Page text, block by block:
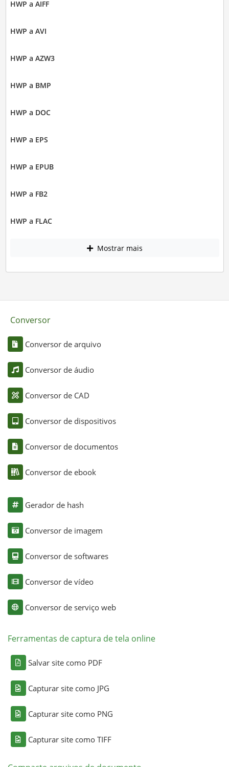
HWP a AIFF
HWP a AVI
HWP a AZW3
HWP a BMP
HWP a DOC
HWP a EPS
HWP a EPUB
HWP a FB2
HWP a FLAC
Mostrar mais
Conversor
Conversor de arquivo
Conversor de áudio
Conversor de CAD
Conversor de dispositivos
Conversor de documentos
Conversor de ebook
Gerador de hash
Conversor de imagem
Conversor de softwares
Conversor de vídeo
Conversor de serviço web
Ferramentas de captura de tela online
Salvar site como PDF
Capturar site como JPG
Capturar site como PNG
Capturar site como TIFF